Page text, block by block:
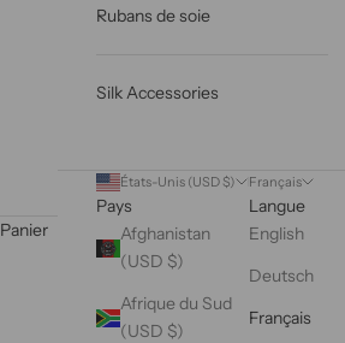
Rubans de soie
Silk Accessories
États-Unis (USD $)
Pays
Afghanistan
(USD $)
Afrique du Sud
(USD $)
Français
Langue
English
Deutsch
Français
Panier